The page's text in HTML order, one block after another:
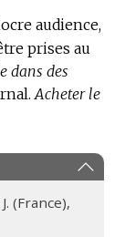
audience,
prises au
dans des
Acheter le
(France),